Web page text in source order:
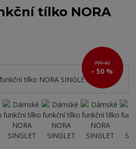
tílko NORA
799 Kč
- 50 %